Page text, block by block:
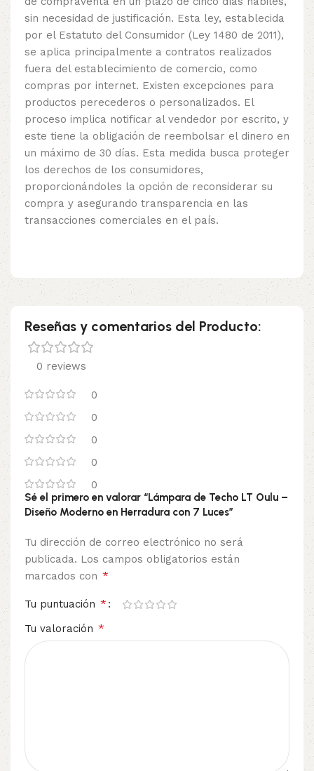
sin necesidad de justificación. Esta ley, establecida
por el Estatuto del Consumidor (Ley 1480 de 2011),
se aplica principalmente a contratos realizados
fuera del establecimiento de comercio, como
compras por internet. Existen excepciones para
productos perecederos o personalizados. El
proceso implica notificar al vendedor por escrito, y
este tiene la obligación de reembolsar el dinero en
un máximo de 30 días. Esta medida busca proteger
los derechos de los consumidores,
proporcionándoles la opción de reconsiderar su
compra y asegurando transparencia en las
transacciones comerciales en el país.
Reseñas y comentarios del Producto:
0 reviews
0
0
0
0
0
Sé el primero en valorar “Lámpara de Techo LT Oulu –
Diseño Moderno en Herradura con 7 Luces”
Tu dirección de correo electrónico no será
publicada. Los campos obligatorios están
marcados con *
Tu puntuación *
Tu valoración *